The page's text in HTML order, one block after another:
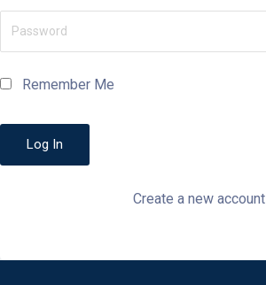
Remember Me
Create a new account